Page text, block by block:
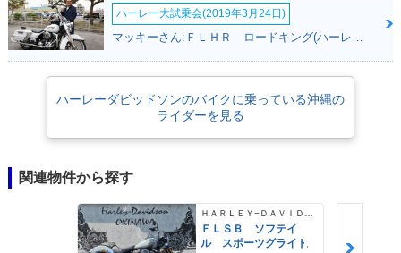
ハーレー大試乗会(2019年3月24日)
ハーレーダビッドソンのバイクに乗っている沖縄の
ライダーを見る
関連物件から探す
ＦＬＳＢ ソフテイ
ル スポーツグライド